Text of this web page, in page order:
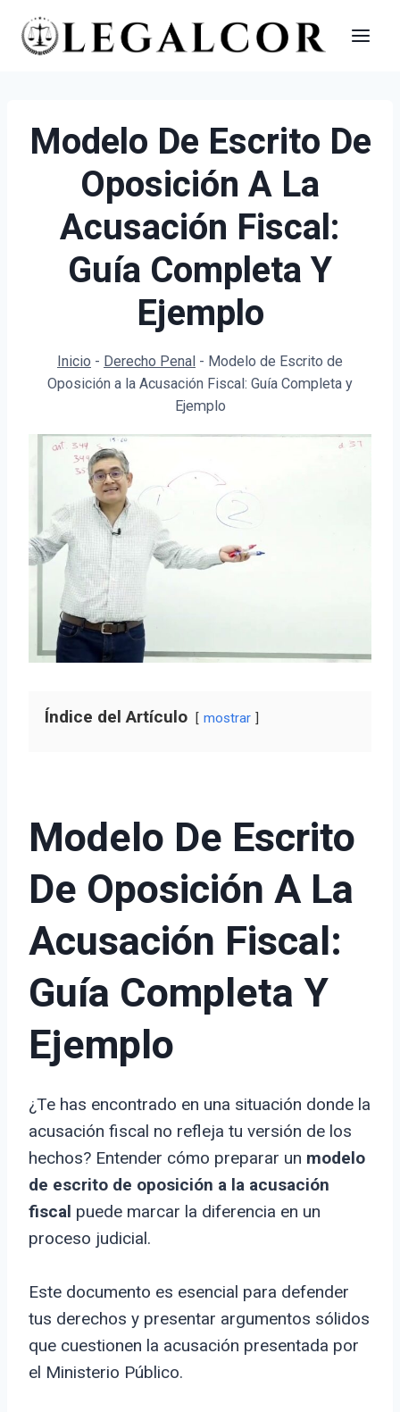
Saltar
Modelo De Escrito De
Oposición A La
Acusación Fiscal:
Guía Completa Y
Ejemplo
Inicio - Derecho Penal - Modelo de Escrito de
Oposición a la Acusación Fiscal: Guía Completa y
Ejemplo
Índice del Artículo mostrar
Modelo De Escrito
De Oposición A La
Acusación Fiscal:
Guía Completa Y
Ejemplo
¿Te has encontrado en una situación donde la
acusación fiscal no refleja tu versión de los
hechos? Entender cómo preparar un modelo
de escrito de oposición a la acusación
fiscal puede marcar la diferencia en un
proceso judicial.
Este documento es esencial para defender
tus derechos y presentar argumentos sólidos
que cuestionen la acusación presentada por
el Ministerio Público.